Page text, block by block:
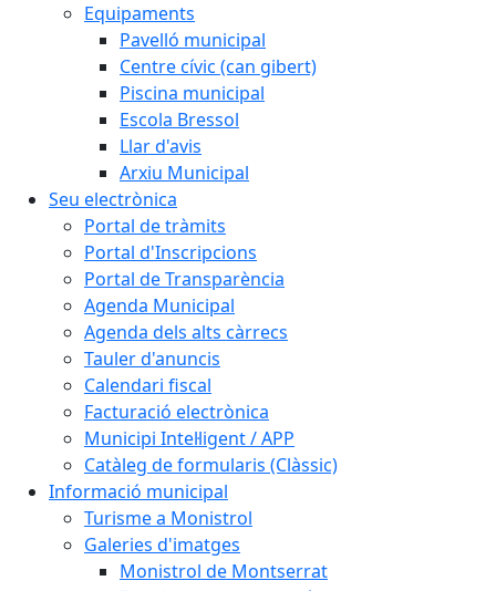
Equipaments
Pavelló municipal
Centre cívic (can gibert)
Piscina municipal
Escola Bressol
Llar d'avis
Arxiu Municipal
Seu electrònica
Portal de tràmits
Portal d'Inscripcions
Portal de Transparència
Agenda Municipal
Agenda dels alts càrrecs
Tauler d'anuncis
Calendari fiscal
Facturació electrònica
Municipi Intel·ligent / APP
Catàleg de formularis (Clàssic)
Informació municipal
Turisme a Monistrol
Galeries d'imatges
Monistrol de Montserrat